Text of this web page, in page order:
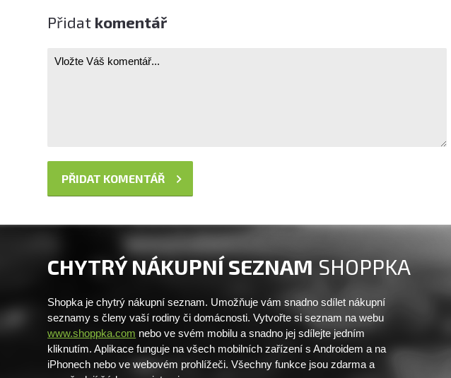
Přidat komentář
CHYTRÝ NÁKUPNÍ SEZNAM SHOPPKA
Shopka je chytrý nákupní seznam. Umožňuje vám snadno sdílet nákupní
seznamy s členy vaší rodiny či domácnosti. Vytvořte si seznam na webu
www.shoppka.com nebo ve svém mobilu a snadno jej sdílejte jedním
kliknutím. Aplikace funguje na všech mobilních zařízení s Androidem a na
iPhonech nebo ve webovém prohlížeči. Všechny funkce jsou zdarma a